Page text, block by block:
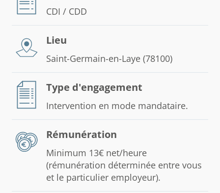
CDI / CDD
Lieu
Saint-Germain-en-Laye (78100)
Type d'engagement
Intervention en mode mandataire.
Rémunération
Minimum 13€ net/heure
(rémunération déterminée entre vous
et le particulier employeur).